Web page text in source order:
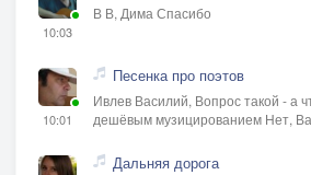
10:03
В В, Дима Спасибо
10:01
Песенка про поэтов
Ивлев Василий, Вопрос такой - а
дешёвым музицированием Нет,
Дальняя дорога